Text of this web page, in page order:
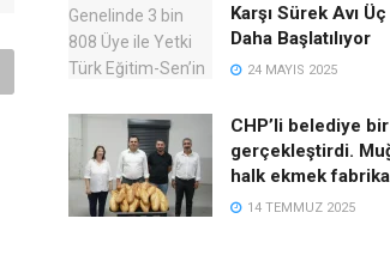
Karşı Sürek Avı
Daha Başlatılıyor
24 MAYIS 2025
CHP’li belediye
gerçekleştirdi.
halk ekmek
14 TEMMUZ 2025